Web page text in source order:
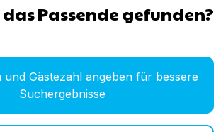
Passende gefunden?
und Gästezahl angeben für bessere
Suchergebnisse